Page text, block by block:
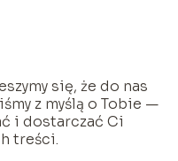
się, że do nas
z myślą o Tobie —
i dostarczać Ci
treści.